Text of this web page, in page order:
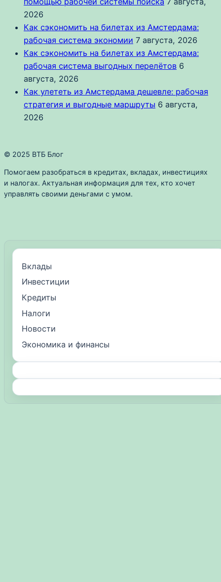
2026
Как сэкономить на билетах из Амстердама:
рабочая система экономии 7 августа, 2026
Как сэкономить на билетах из Амстердама:
рабочая система выгодных перелётов 6
августа, 2026
Как улететь из Амстердама дешевле: рабочая
стратегия и выгодные маршруты 6 августа,
2026
© 2025 ВТБ Блог
Помогаем разобраться в кредитах, вкладах, инвестициях
и налогах. Актуальная информация для тех, кто хочет
управлять своими деньгами с умом.
Вклады
Инвестиции
Кредиты
Налоги
Новости
Экономика и финансы